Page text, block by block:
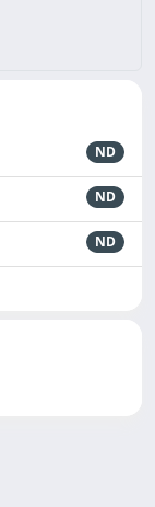
ND
ND
ND